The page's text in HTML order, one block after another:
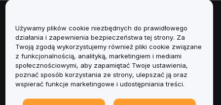
Informacje
Usługi
Obsługa Klienta
Używamy plików cookie niezbędnych do prawidłowego
działania i zapewnienia bezpieczeństwa tej strony. Za
Twoją zgodą wykorzystujemy również pliki cookie związane
z funkcjonalnością, analityką, marketingiem i mediami
społecznościowymi, aby zapamiętać Twoje ustawienia,
poznać sposób korzystania ze strony, ulepszać ją oraz
wspierać funkcje marketingowe i udostępniania treści.